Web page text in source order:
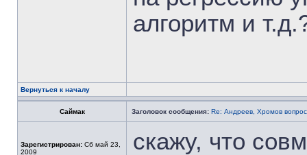
алгоритм и
Вернуться к началу
Саймак Заголовок сообщения: Re: Андреев, Хромов
Зарегистрирован: Сб май 23,
2009
скажу, что